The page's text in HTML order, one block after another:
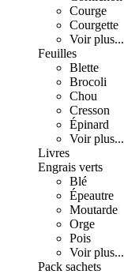
Courge
Courgette
Voir plus...
Feuilles
Blette
Brocoli
Chou
Cresson
Épinard
Voir plus...
Livres
Engrais verts
Blé
Épeautre
Moutarde
Orge
Pois
Voir plus...
Pack sachets